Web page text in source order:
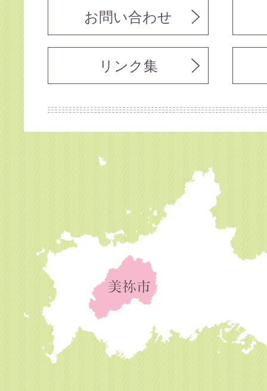
お問い合わせ
リンク集